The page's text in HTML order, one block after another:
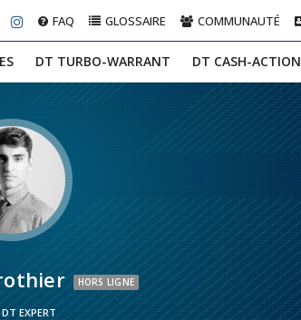
DT TURBO-WARRANT DT CASH-ACTION
FAQ GLOSSAIRE COMMUNAUTÉ
HORS LIGNE
EXPERT